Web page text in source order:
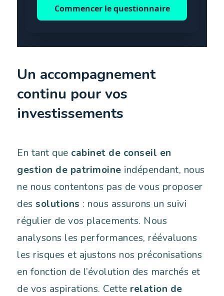
Un accompagnement
continu pour vos
investissements
En tant que cabinet de conseil en
gestion de patrimoine indépendant, nous
ne nous contentons pas de vous proposer
dessolutions : nous assurons un suivi
régulier de vos placements. Nous
analysons les performances, réévaluons
les risques et ajustons nos préconisations
en fonction de l’évolution des marchés et
de vos aspirations. Cette relation de